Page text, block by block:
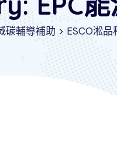
碳輔導補助 > ESCO淞